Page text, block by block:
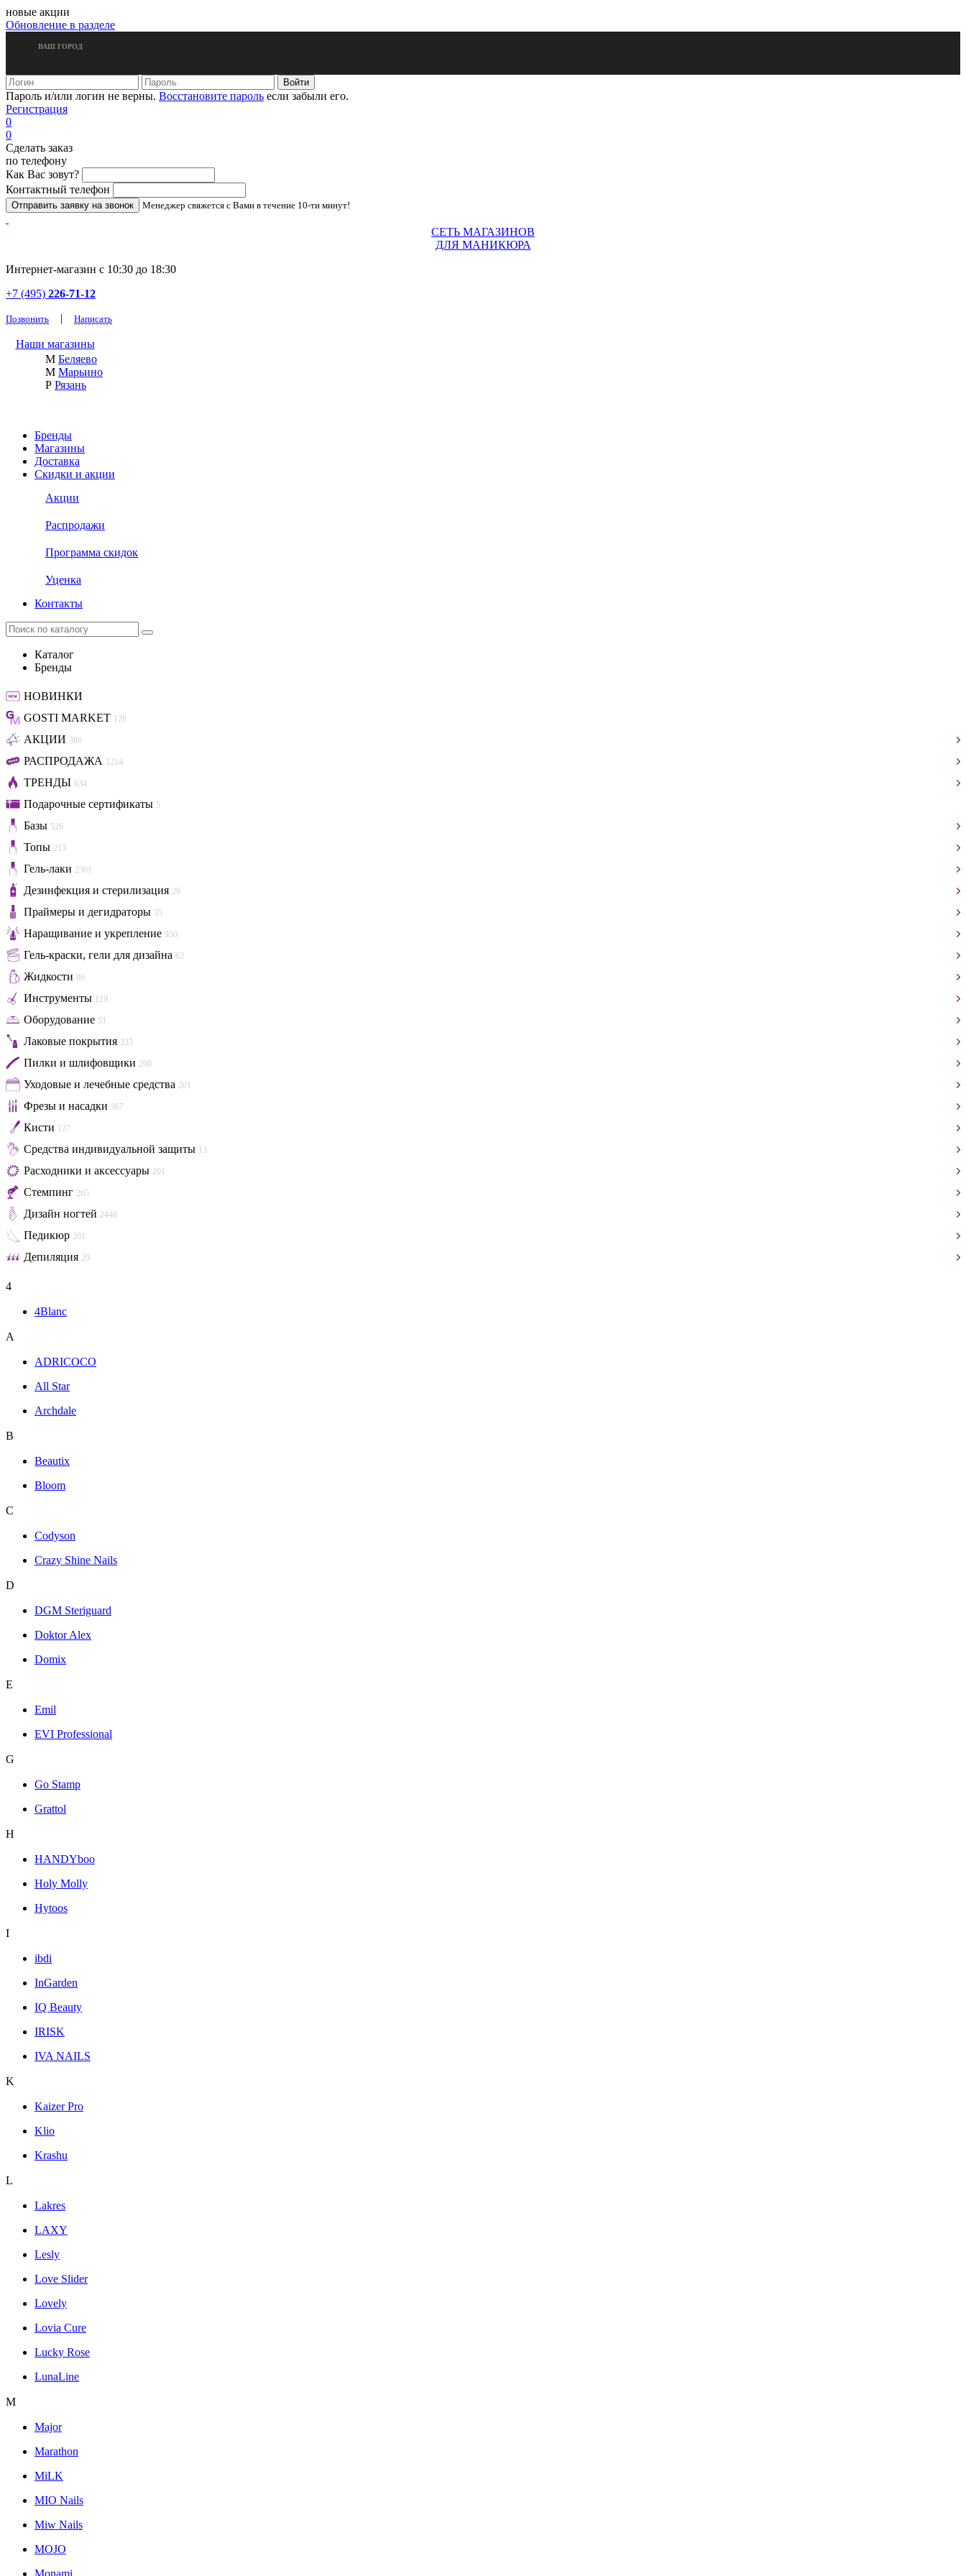
новые акции
Обновление в разделе
ВАШ ГОРОД
Пароль и/или логин не верны. Восстановите пароль если забыли его.
Регистрация
0
0
Сделать заказ
по телефону
Как Вас зовут?
Контактный телефон
Менеджер свяжется с Вами в течение 10-ти минут!
СЕТЬ МАГАЗИНОВ
ДЛЯ МАНИКЮРА
Интернет-магазин с 10:30 до 18:30
+7 (495) 226-71-12
Позвонить | Написать
Наши магазины
М Беляево
М Марьино
Р Рязань
Бренды
Магазины
Доставка
Скидки и акции
Акции
Распродажи
Программа скидок
Уценка
Контакты
Каталог
Бренды
НОВИНКИ
GOSTI MARKET 128
АКЦИИ 386
РАСПРОДАЖА 1214
ТРЕНДЫ 634
Подарочные сертификаты 5
Базы 526
Топы 213
Гель-лаки 2361
Дезинфекция и стерилизация 29
Праймеры и дегидраторы 35
Наращивание и укрепление 950
Гель-краски, гели для дизайна 62
Жидкости 86
Инструменты 119
Оборудование 51
Лаковые покрытия 335
Пилки и шлифовщики 200
Уходовые и лечебные средства 201
Фрезы и насадки 367
Кисти 127
Средства индивидуальной защиты 13
Расходники и аксессуары 201
Стемпинг 265
Дизайн ногтей 2448
Педикюр 261
Депиляция 29
4
4Blanc
A
ADRICOCO
All Star
Archdale
B
Beautix
Bloom
C
Codyson
Crazy Shine Nails
D
DGM Steriguard
Doktor Alex
Domix
E
Emil
EVI Professional
G
Go Stamp
Grattol
H
HANDYboo
Holy Molly
Hytoos
I
ibdi
InGarden
IQ Beauty
IRISK
IVA NAILS
K
Kaizer Pro
Klio
Krashu
L
Lakres
LAXY
Lesly
Love Slider
Lovely
Lovia Cure
Lucky Rose
LunaLine
M
Major
Marathon
MiLK
MIO Nails
Miw Nails
MOJO
Monami